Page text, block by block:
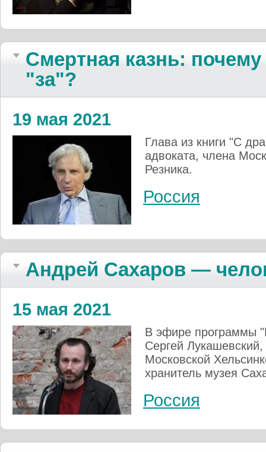
Смертная казнь:
"за"?
19 мая 2021
Глава из книги "С
адвоката, члена
Резника.
Россия
Андрей Сахаров —
15 мая 2021
В эфире программы
Сергей
Московской
хранитель музея
Россия